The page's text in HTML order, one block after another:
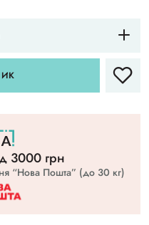
3000 грн
“Нова Пошта” (до 30 кг)